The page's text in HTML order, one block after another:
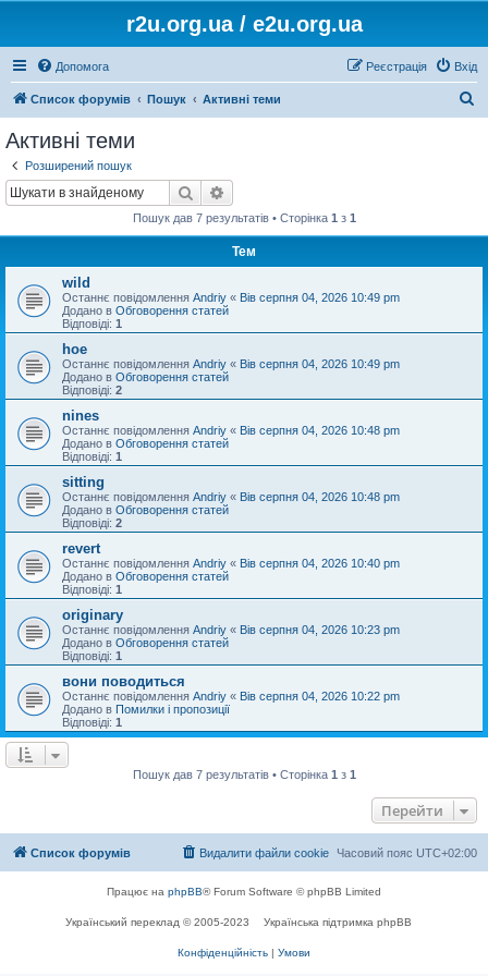
r2u.org.ua / e2u.org.ua
Допомога Вхід
Реєстрація
Список форумів Пошук Активні теми
Активні теми
Розширений пошук
Пошук
Пошук дав 7 результатів • Сторінка 1 з 1
Тем
wild
Останнє повідомлення Andriy « Вів серпня 04, 2026 10:49 pm
Додано в Обговорення статей
Відповіді: 1
hoe
Останнє повідомлення Andriy « Вів серпня 04, 2026 10:49 pm
Додано в Обговорення статей
Відповіді: 2
nines
Останнє повідомлення Andriy « Вів серпня 04, 2026 10:48 pm
Додано в Обговорення статей
Відповіді: 1
sitting
Останнє повідомлення Andriy « Вів серпня 04, 2026 10:48 pm
Додано в Обговорення статей
Відповіді: 2
revert
Останнє повідомлення Andriy « Вів серпня 04, 2026 10:40 pm
Додано в Обговорення статей
Відповіді: 1
originary
Останнє повідомлення Andriy « Вів серпня 04, 2026 10:23 pm
Додано в Обговорення статей
Відповіді: 1
вони поводиться
Останнє повідомлення Andriy « Вів серпня 04, 2026 10:22 pm
Додано в Помилки і пропозиції
Відповіді: 1
Пошук дав 7 результатів • Сторінка 1 з 1
Перейти
Список форумів Часовий пояс UTC+02:00
Видалити файли cookie
Працює на phpBB® Forum Software © phpBB Limited
Український переклад © 2005-2023 Українська підтримка phpBB
Конфіденційність | Умови